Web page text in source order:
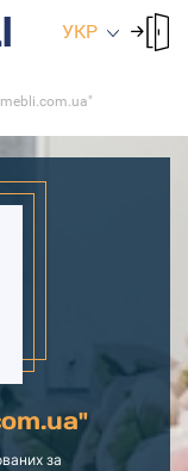
УКР
за